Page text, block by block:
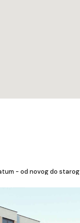
- od novog do starog